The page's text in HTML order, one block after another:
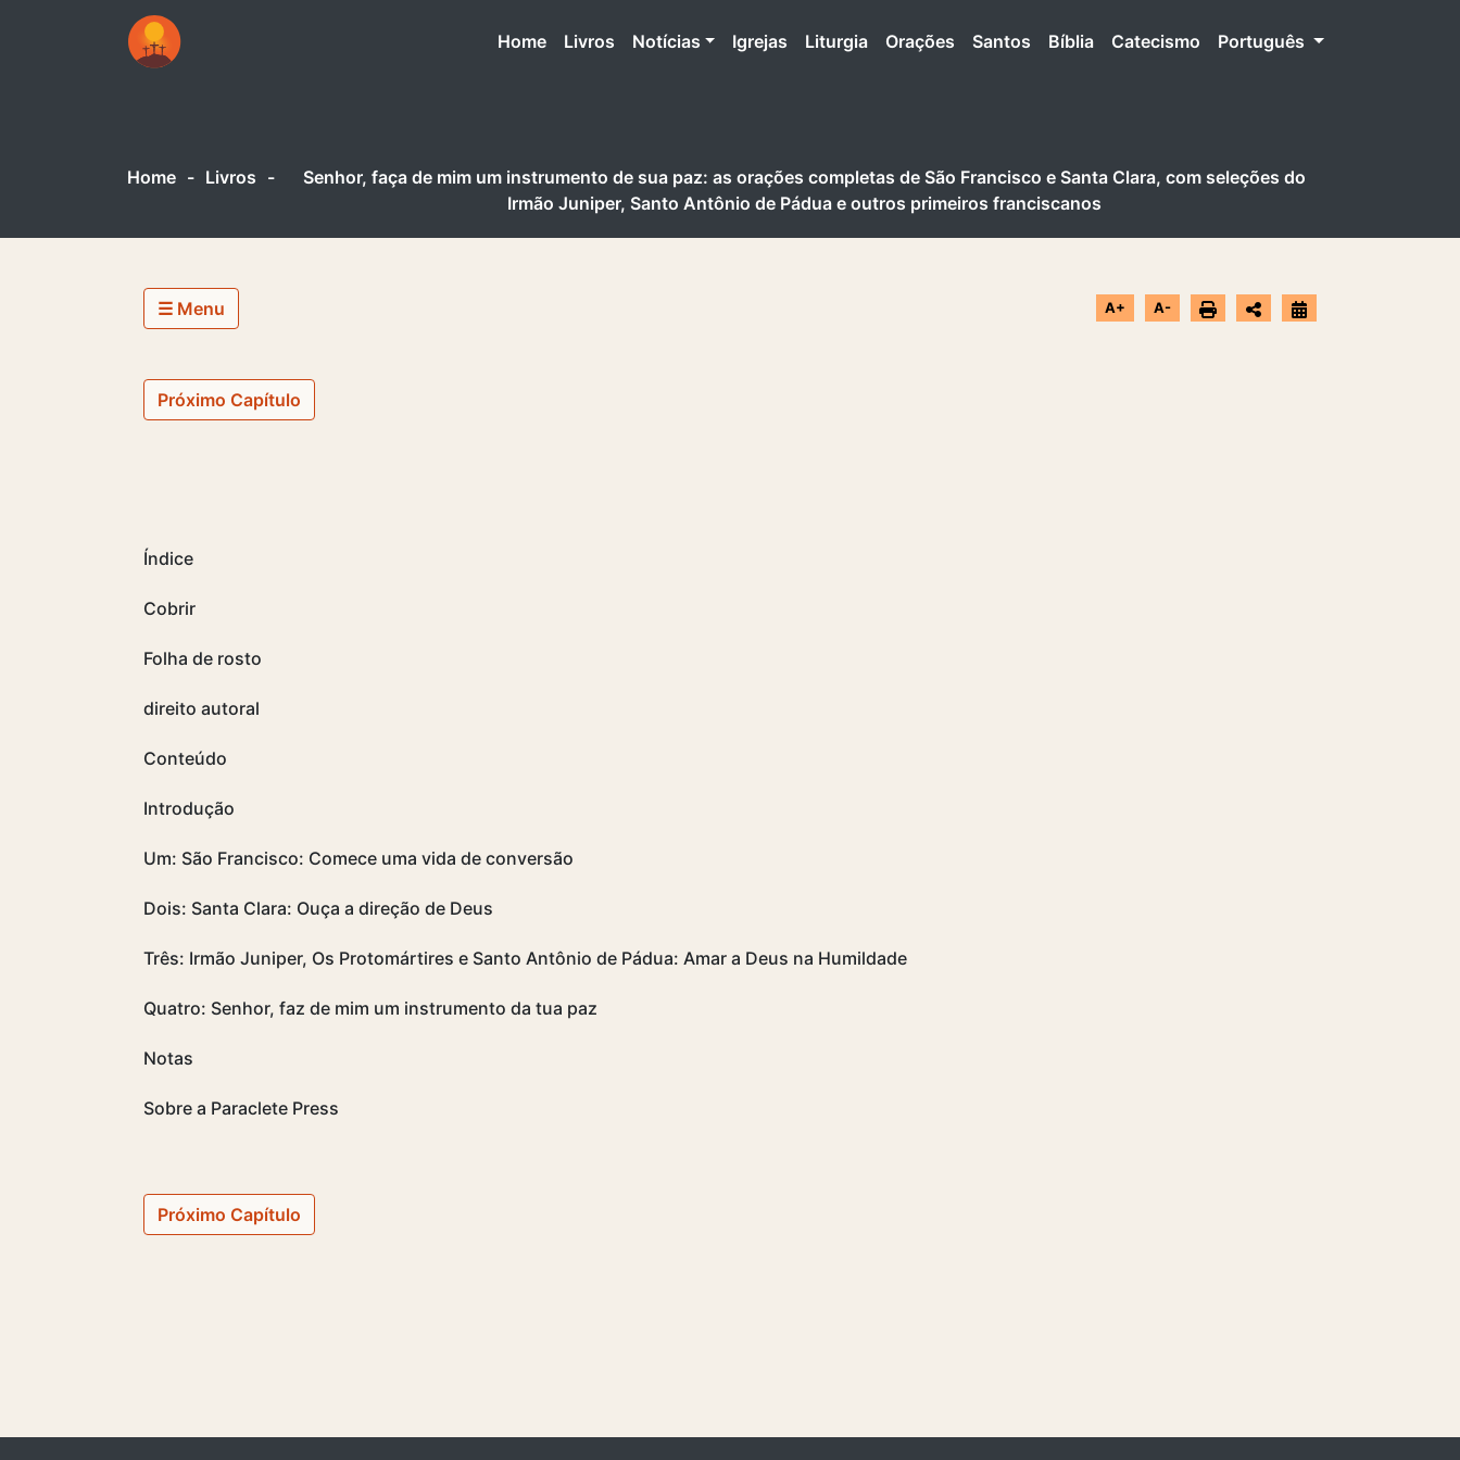
Home(atual)
Livros Notícias Igrejas Liturgia Orações Santos Bíblia Catecismo Português
Home - Livros -
Senhor, faça de mim um instrumento de sua paz: as orações completas de São Francisco e Santa Clara, com seleções do
Irmão Juniper, Santo Antônio de Pádua e outros primeiros franciscanos
☰ Menu A+ A-
Próximo Capítulo
Índice
Cobrir
Folha de rosto
direito autoral
Conteúdo
Introdução
Um: São Francisco: Comece uma vida de conversão
Dois: Santa Clara: Ouça a direção de Deus
Três: Irmão Juniper, Os Protomártires e Santo Antônio de Pádua: Amar a Deus na Humildade
Quatro: Senhor, faz de mim um instrumento da tua paz
Notas
Sobre a Paraclete Press
Próximo Capítulo